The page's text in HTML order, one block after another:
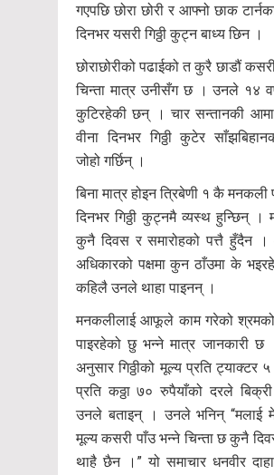
गएपछि छोरा छोरी र आफ्नो छाक
दिनभर यसरी गिठ्ठी कुट्न बाध्य छिन ।
छोराछोरीको पढाईको त कुरै छाडौं
चिन्ता मात्र उनीसँग छ । उनले १४
कुटिरहेकी छन् । चार सन्तानकी
वीना दिनभर गिठ्ठी कुटेर
जोहो गर्छिन् ।
बिना मात्र होइन त्रिबेणी १ कै मनकली
दिनभर गिठ्ठी कुट्नमै व्यस्थ हुन्छिन् ।
कुनै दिवस र समारोहको पत्तै हुँदैन
अधिकारको पक्षमा कुन ठाँउमा के
कहिलै उनले थाहा पाइनन् ।
मनकलीलाई आफूले काम गरेको
पाइरहेको छु भन्ने मात्र जानकारी
अनुसार गिठ्ठीको मूल्य प्रति ट्याक्टर
प्रति कठ्ठा ७० रुपैयाँको दरले
उनले बताइन् । उनले भनिन् “मलाई
मूल्य कसरी पाँउ भन्ने चिन्ता छ कुनै
थाहै छैन ।” यो समाचार धनवीर